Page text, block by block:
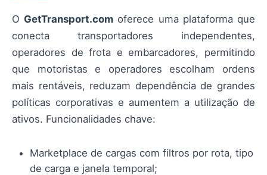
O GetTransport.com oferece uma plataforma que
conecta transportadores independentes,
operadores de frota e embarcadores, permitindo
que motoristas e operadores escolham ordens
mais rentáveis, reduzam dependência de grandes
políticas corporativas e aumentem a utilização de
ativos. Funcionalidades chave:
Marketplace de cargas com filtros por rota, tipo
de carga e janela temporal;